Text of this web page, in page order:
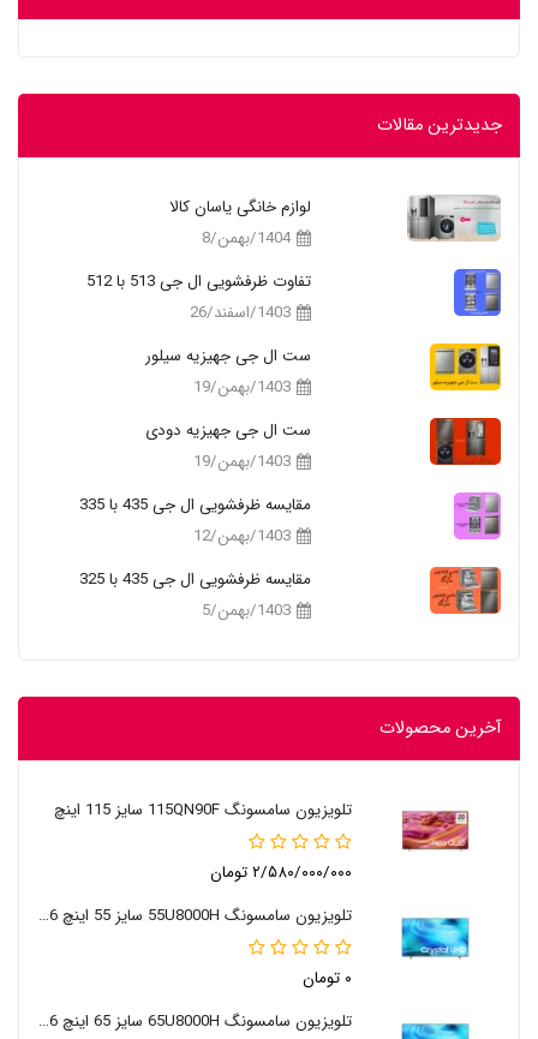
جدیدترین مقالات
لوازم خانگی یاسان کالا
1404/بهمن/8
تفاوت ظرفشویی ال جی 513 با 512
1403/اسفند/26
ست ال جی جهیزیه سیلور
1403/بهمن/19
ست ال جی جهیزیه دودی
1403/بهمن/19
مقایسه ظرفشویی ال جی 435 با 335
1403/بهمن/12
مقایسه ظرفشویی ال جی 435 با 325
1403/بهمن/5
آخرین محصولات
تلویزیون سامسونگ 115QN90F سایز 115 اینچ
۲/۵۸۰/۰۰۰/۰۰۰ تومان
تلویزیون سامسونگ 55U8000H سایز 55 اینچ 2026
۰ تومان
تلویزیون سامسونگ 65U8000H سایز 65 اینچ 2026